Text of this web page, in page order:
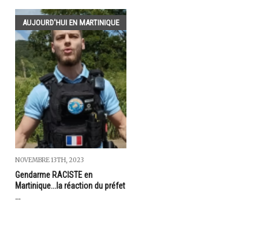
AUJOURD'HUI EN MARTINIQUE
NOVEMBRE 13TH, 2023
Gendarme RACISTE en
Martinique...la réaction du préfet
...